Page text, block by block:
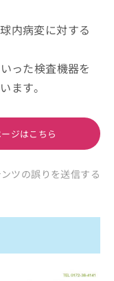
内病変に対する
った検査機器を
ます。
ジはこちら
ツの誤りを送信する